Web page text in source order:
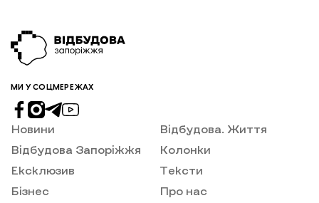
МИ У СОЦМЕРЕЖАХ
Новини
Відбудова Запоріжжя
Ексклюзив
Бізнес
Відбудова. Життя
Колонки
Тексти
Про нас